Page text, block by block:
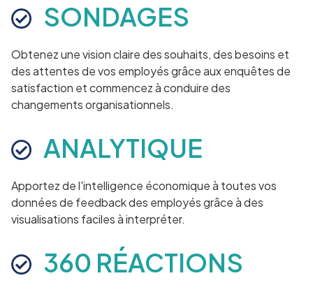
SONDAGES
Obtenez une vision claire des souhaits, des besoins et
des attentes de vos employés grâce aux enquêtes de
satisfaction et commencez à conduire des
changements organisationnels.
ANALYTIQUE
Apportez de l'intelligence économique à toutes vos
données de feedback des employés grâce à des
visualisations faciles à interpréter.
360 RÉACTIONS